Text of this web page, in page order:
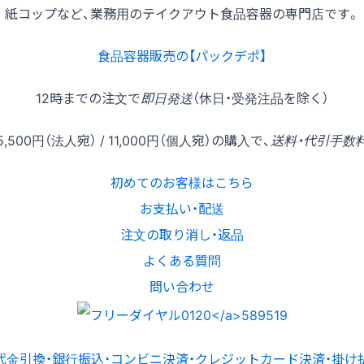
紙コップなど、業務用のテイクアウト食品容器の専門店です。
食品容器販売の【パックデポ】
12時までの注文で即日発送（休日・受発注品を除く）
円（法人宛） / 11,000円（個人宛）の購入で、 送料・代引手数
初めてのお客様はこちら
お支払い・配送
注文の取り消し・返品
よくある質問
問い合わせ